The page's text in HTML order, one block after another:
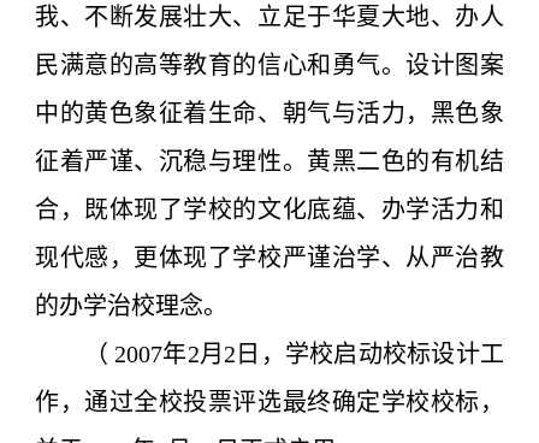
我、不断发展壮大、立足于华夏大地、办人
民满意的高等教育的信心和勇气。设计图案
中的黄色象征着生命、朝气与活力，黑色象
征着严谨、沉稳与理性。黄黑二色的有机结
合，既体现了学校的文化底蕴、办学活力和
现代感，更体现了学校严谨治学、从严治教
的办学治校理念。
（ 2007年2月2日，学校启动校标设计工
作，通过全校投票评选最终确定学校校标，